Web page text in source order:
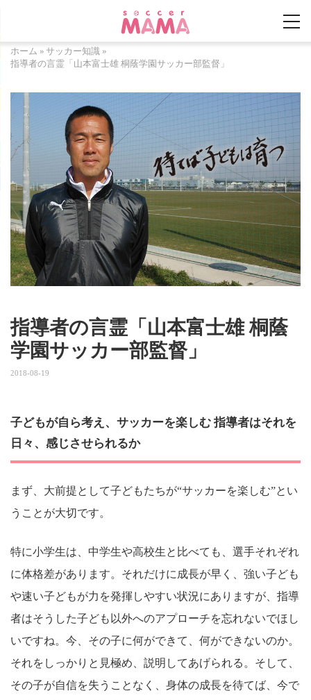
ホーム » サッカー知識 »
指導者の言霊「山本富士雄 桐蔭学園サッカー部監督」
指導者の言霊「山本富士雄 桐蔭
学園サッカー部監督」
2018-08-19
子どもが自ら考え、サッカーを楽しむ 指導者はそれを
日々、感じさせられるか
まず、大前提として子どもたちが“サッカーを楽しむ”とい
うことが大切です。
特に小学生は、中学生や高校生と比べても、選手それぞれ
に体格差があります。それだけに成長が早く、強い子ども
や速い子どもが力を発揮しやすい状況にありますが、指導
者はそうした子ども以外へのアプローチを忘れないでほし
いですね。今、その子に何ができて、何ができないのか。
それをしっかりと見極め、説明してあげられる。そして、
その子が自信を失うことなく、身体の成長を待てば、今で